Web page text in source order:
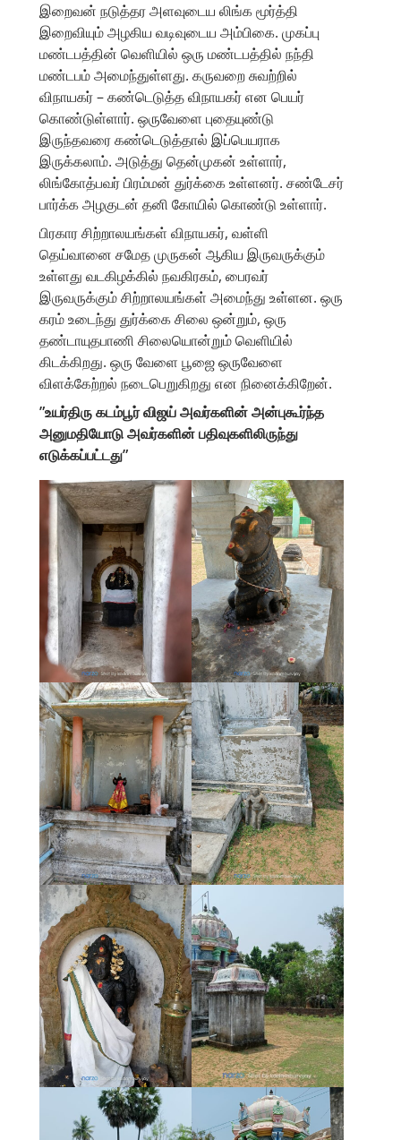
இறைவன் நடுத்தர அளவுடைய லிங்க மூர்த்தி
இறைவியும் அழகிய வடிவுடைய அம்பிகை. முகப்பு
மண்டபத்தின் வெளியில் ஒரு மண்டபத்தில் நந்தி
மண்டபம் அமைந்துள்ளது. கருவறை சுவற்றில்
விநாயகர் – கண்டெடுத்த விநாயகர் என பெயர்
கொண்டுள்ளார். ஒருவேளை புதையுண்டு
இருந்தவரை கண்டெடுத்தால் இப்பெயராக
இருக்கலாம். அடுத்து தென்முகன் உள்ளார்,
லிங்கோத்பவர் பிரம்மன் துர்க்கை உள்ளனர். சண்டேசர்
பார்க்க அழகுடன் தனி கோயில் கொண்டு உள்ளார்.
பிரகார சிற்றாலயங்கள் விநாயகர், வள்ளி
தெய்வானை சமேத முருகன் ஆகிய இருவருக்கும்
உள்ளது வடகிழக்கில் நவகிரகம், பைரவர்
இருவருக்கும் சிற்றாலயங்கள் அமைந்து உள்ளன. ஒரு
கரம் உடைந்து துர்க்கை சிலை ஒன்றும், ஒரு
தண்டாயுதபாணி சிலையொன்றும் வெளியில்
கிடக்கிறது. ஒரு வேளை பூஜை ஒருவேளை
விளக்கேற்றல் நடைபெறுகிறது என நினைக்கிறேன்.
”உயர்திரு கடம்பூர் விஜய் அவர்களின் அன்புகூர்ந்த
அனுமதியோடு அவர்களின் பதிவுகளிலிருந்து
எடுக்கப்பட்டது”